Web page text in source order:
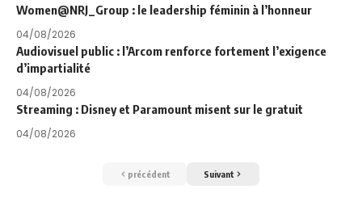
Women@NRJ_Group : le leadership féminin à l’honneur
04/08/2026
Audiovisuel public : l’Arcom renforce fortement l’exigence
d’impartialité
04/08/2026
Streaming : Disney et Paramount misent sur le gratuit
04/08/2026
précédent Suivant